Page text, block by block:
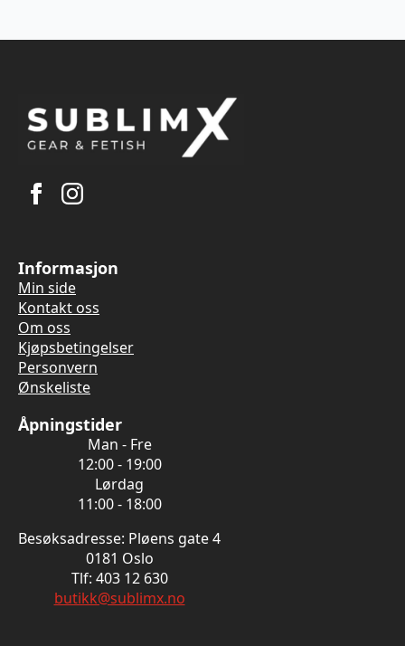
Informasjon
Min side
Kontakt oss
Om oss
Kjøpsbetingelser
Personvern
Ønskeliste
Åpningstider
Man - Fre
12:00 - 19:00
Lørdag
11:00 - 18:00
Besøksadresse: Pløens gate 4
0181 Oslo
Tlf: 403 12 630
butikk@sublimx.no